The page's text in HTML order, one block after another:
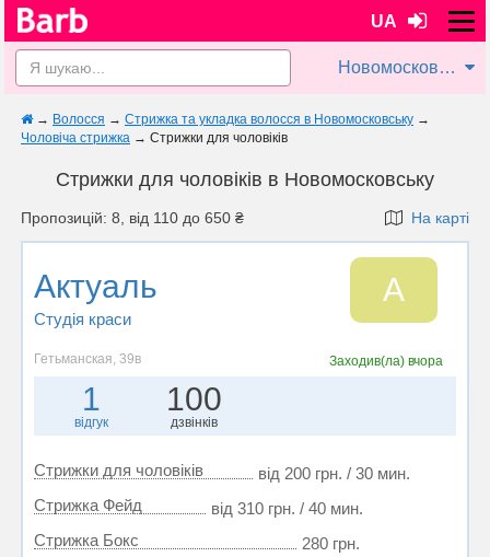
UA
Новомосковськ
→ Волосся → Стрижка та укладка волосся в Новомосковську →
Чоловіча стрижка → Стрижки для чоловіків
Стрижки для чоловіків в Новомосковську
Пропозицій: 8, від 110 до 650 ₴ На карті
Актуаль
Студія краси
А
Гетьманская, 39в Заходив(ла) вчора
1
відгук
100
дзвінків
Стрижки для чоловіків
від 200 грн. / 30 мин.
Стрижка Фейд
від 310 грн. / 40 мин.
Стрижка Бокс
280 грн.